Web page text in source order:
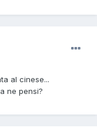
al cinese...
ne pensi?